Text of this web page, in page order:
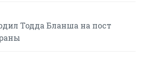
Тодда Бланша на пост